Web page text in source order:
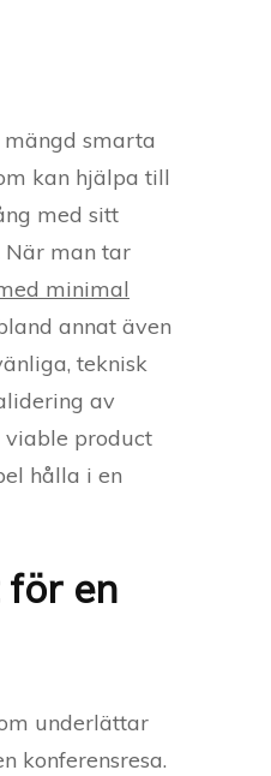
smarta
kan hjälpa till
med sitt
När man tar
minimal
annat även
teknisk
av
product
hålla i en
en
underlättar
konferensresa.